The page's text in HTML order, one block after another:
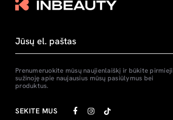
Prenumeruokite mūsų naujienlaiškį ir būkite pirmieji
sužinoję apie naujausius mūsų pasiūlymus bei
produktus.
SEKITE MUS